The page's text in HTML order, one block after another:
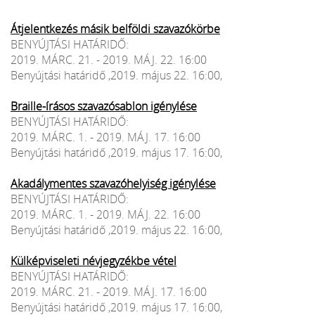
Átjelentkezés másik belföldi szavazókörbe
BENYÚJTÁSI HATÁRIDŐ:
2019. MÁRC. 21. - 2019. MÁJ. 22. 16:00
Benyújtási határidő ,2019. május 22. 16:00,
Braille-írásos szavazósablon igénylése
BENYÚJTÁSI HATÁRIDŐ:
2019. MÁRC. 1. - 2019. MÁJ. 17. 16:00
Benyújtási határidő ,2019. május 17. 16:00,
Akadálymentes szavazóhelyiség igénylése
BENYÚJTÁSI HATÁRIDŐ:
2019. MÁRC. 1. - 2019. MÁJ. 22. 16:00
Benyújtási határidő ,2019. május 22. 16:00,
Külképviseleti névjegyzékbe vétel
BENYÚJTÁSI HATÁRIDŐ:
2019. MÁRC. 21. - 2019. MÁJ. 17. 16:00
Benyújtási határidő ,2019. május 17. 16:00,